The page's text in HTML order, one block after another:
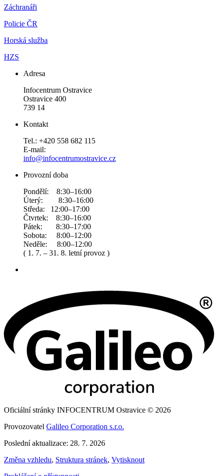
Záchranáři
Policie ČR
Horská služba
HZS
Adresa
Infocentrum Ostravice
Ostravice 400
739 14
Kontakt
Tel.: +420 558 682 115
E-mail:
info@infocentrumostravice.cz
Provozní doba
Pondělí: 8:30–16:00
Úterý: 8:30–16:00
Středa: 12:00–17:00
Čtvrtek: 8:30–16:00
Pátek: 8:30–17:00
Sobota: 8:00–12:00
Neděle: 8:00–12:00
( 1. 7. – 31. 8. letní provoz )
Oficiální stránky INFOCENTRUM Ostravice © 2026
Provozovatel Galileo Corporation s.r.o.
Poslední aktualizace: 28. 7. 2026
Změna vzhledu, Struktura stránek, Vytisknout